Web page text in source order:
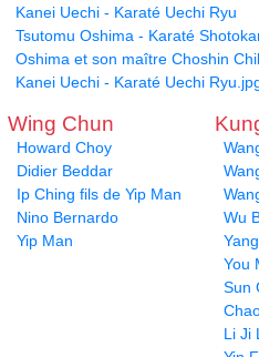
Kanei Uechi - Karaté Uechi Ryu
Tsutomu Oshima - Karaté
Oshima et son maître Choshin
Kanei Uechi - Karaté Uechi
Wing Chun
Howard Choy
Didier Beddar
Ip Ching fils de Yip Man
Nino Bernardo
Yip Man
Wu
You
Sun
Li Ji